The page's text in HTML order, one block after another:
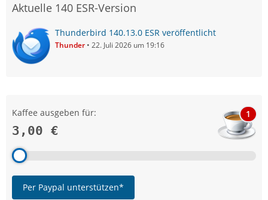
Aktuelle 140 ESR-Version
Thunderbird 140.13.0 ESR veröffentlicht
Thunder 22. Juli 2026 um 19:16
Kaffee ausgeben für:
3,00 €
1
Per Paypal unterstützen*